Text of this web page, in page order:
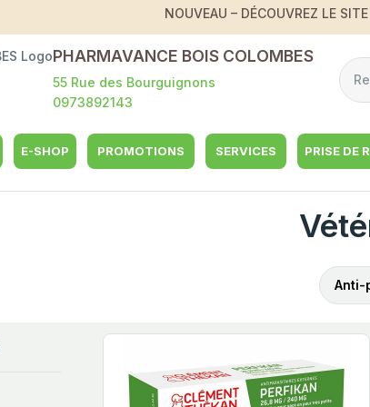
NOUVEAU – DÉCOUVREZ LE
PHARMAVANCE BOIS COLOMBES
55 Rue des Bourguignons
0973892143
E-SHOP PROMOTIONS SERVICES PRISE DE
Anti-